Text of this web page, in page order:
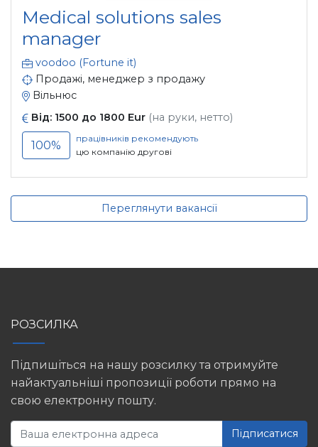
Medical solutions sales
manager
voodoo (Fortune it)
Продажі, менеджер з продажу
Вільнюс
Від: 1500 до 1800 Eur (на руки, нетто)
100%
працівників рекомендують
цю компанію другові
Переглянути вакансії
РОЗСИЛКА
Підпишіться на нашу розсилку та отримуйте
найактуальніші пропозиції роботи прямо на
свою електронну пошту.
Підписатися